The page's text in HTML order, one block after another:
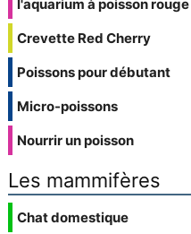
l'aquarium à poisson rouge
Crevette Red Cherry
Poissons pour débutant
Micro-poissons
Nourrir un poisson
Les mammifères
Chat domestique